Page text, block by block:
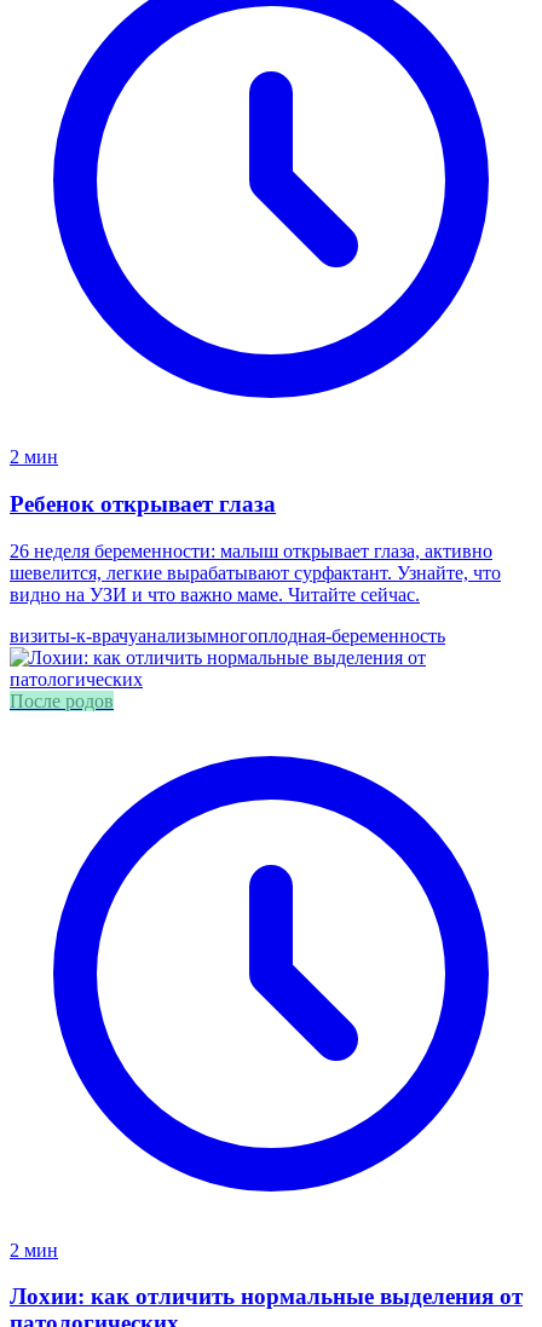
2 мин
Ребенок открывает глаза
26 неделя беременности: малыш открывает глаза, активно
шевелится, легкие вырабатывают сурфактант. Узнайте, что
видно на УЗИ и что важно маме. Читайте сейчас.
визиты-к-врачуанализымногоплодная-беременность
После родов
2 мин
Лохии: как отличить нормальные выделения от